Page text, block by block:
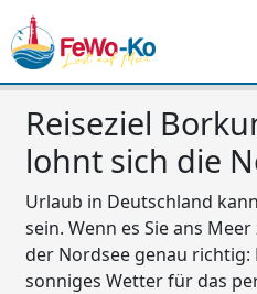
Reiseziel
lohnt sich die
Urlaub in Deutschland
sein. Wenn es Sie ans
der Nordsee genau
sonniges Wetter für das